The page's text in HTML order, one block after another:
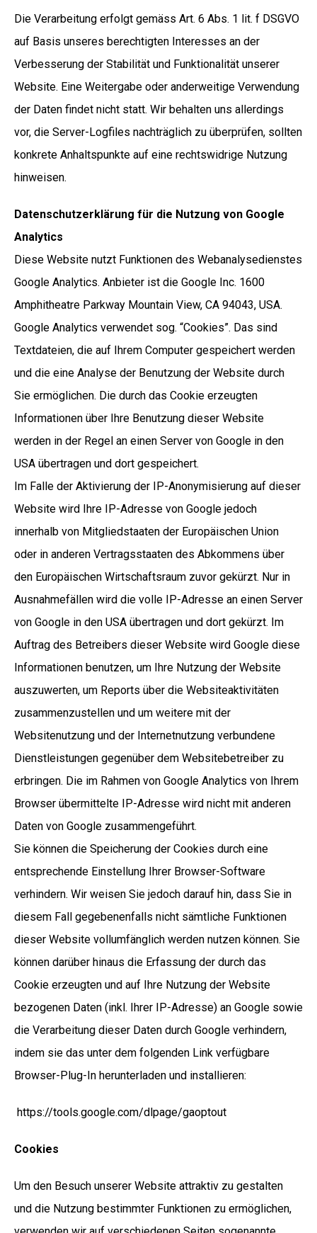
Die Verarbeitung erfolgt gemäss Art. 6 Abs. 1 lit. f DSGVO
auf Basis unseres berechtigten Interesses an der
Verbesserung der Stabilität und Funktionalität unserer
Website. Eine Weitergabe oder anderweitige Verwendung
der Daten findet nicht statt. Wir behalten uns allerdings
vor, die Server-Logfiles nachträglich zu überprüfen, sollten
konkrete Anhaltspunkte auf eine rechtswidrige Nutzung
hinweisen.
Datenschutzerklärung für die Nutzung von Google
Analytics
Diese Website nutzt Funktionen des Webanalysedienstes
Google Analytics. Anbieter ist die Google Inc. 1600
Amphitheatre Parkway Mountain View, CA 94043, USA.
Google Analytics verwendet sog. “Cookies”. Das sind
Textdateien, die auf Ihrem Computer gespeichert werden
und die eine Analyse der Benutzung der Website durch
Sie ermöglichen. Die durch das Cookie erzeugten
Informationen über Ihre Benutzung dieser Website
werden in der Regel an einen Server von Google in den
USA übertragen und dort gespeichert.
Im Falle der Aktivierung der IP-Anonymisierung auf dieser
Website wird Ihre IP-Adresse von Google jedoch
innerhalb von Mitgliedstaaten der Europäischen Union
oder in anderen Vertragsstaaten des Abkommens über
den Europäischen Wirtschaftsraum zuvor gekürzt. Nur in
Ausnahmefällen wird die volle IP-Adresse an einen Server
von Google in den USA übertragen und dort gekürzt. Im
Auftrag des Betreibers dieser Website wird Google diese
Informationen benutzen, um Ihre Nutzung der Website
auszuwerten, um Reports über die Websiteaktivitäten
zusammenzustellen und um weitere mit der
Websitenutzung und der Internetnutzung verbundene
Dienstleistungen gegenüber dem Websitebetreiber zu
erbringen. Die im Rahmen von Google Analytics von Ihrem
Browser übermittelte IP-Adresse wird nicht mit anderen
Daten von Google zusammengeführt.
Sie können die Speicherung der Cookies durch eine
entsprechende Einstellung Ihrer Browser-Software
verhindern. Wir weisen Sie jedoch darauf hin, dass Sie in
diesem Fall gegebenenfalls nicht sämtliche Funktionen
dieser Website vollumfänglich werden nutzen können. Sie
können darüber hinaus die Erfassung der durch das
Cookie erzeugten und auf Ihre Nutzung der Website
bezogenen Daten (inkl. Ihrer IP-Adresse) an Google sowie
die Verarbeitung dieser Daten durch Google verhindern,
indem sie das unter dem folgenden Link verfügbare
Browser-Plug-In herunterladen und installieren:
https://tools.google.com/dlpage/gaoptout
Cookies
Um den Besuch unserer Website attraktiv zu gestalten
und die Nutzung bestimmter Funktionen zu ermöglichen,